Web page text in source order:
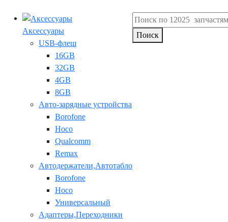
Аксессуары
USB-флеш
16GB
32GB
4GB
8GB
Авто-зарядные устройства
Borofone
Hoco
Qualcomm
Remax
Автодержатели,Автотабло
Borofone
Hoco
Универсальный
Адаптеры,Переходники
Поиск